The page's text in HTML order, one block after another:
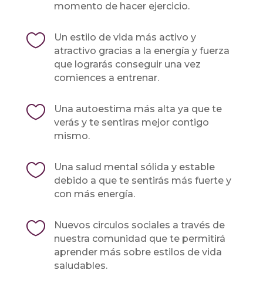
momento de hacer ejercicio.

Un estilo de vida más activo y
atractivo gracias a la energía y fuerza
que lograrás conseguir una vez
comiences a entrenar.

Una autoestima más alta ya que te
verás y te sentiras mejor contigo
mismo.

Una salud mental sólida y estable
debido a que te sentirás más fuerte y
con más energía.

Nuevos circulos sociales a través de
nuestra comunidad que te permitirá
aprender más sobre estilos de vida
saludables.